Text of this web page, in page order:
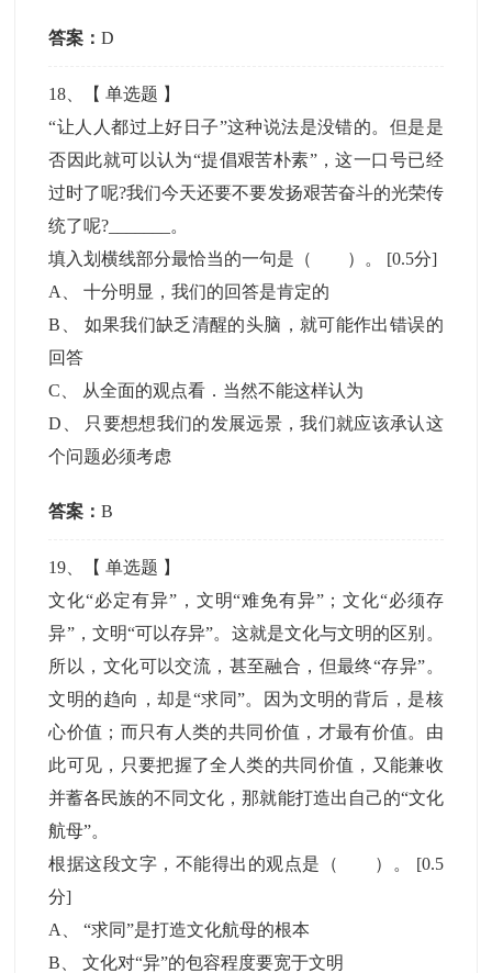
答案：D
18 、【单选题 】
“让人人都过上好日子”这种说法是没错的。但是是
否因此就可以认为“提倡艰苦朴素”，这一口号已经
过时了呢?我们今天还要不要发扬艰苦奋斗的光荣传
统了呢?_______。
填入划横线部分最恰当的一句是（ ）。 [0.5分]
A
、十分明显，我们的回答是肯定的
B
如果我们缺乏清醒的头脑，就可能作出错误的
回答
C
从全面的观点看．当然不能这样认为
D
只要想想我们的发展远景，我们就应该承认这
个问题必须考虑
答案：B
19 、【单选题 】
文化“必定有异”，文明“难免有异”；文化“必须存
异”，文明“可以存异”。这就是文化与文明的区别。
所以，文化可以交流，甚至融合，但最终“存异”。
文明的趋向，却是“求同”。因为文明的背后，是核
心价值；而只有人类的共同价值，才最有价值。由
此可见，只要把握了全人类的共同价值，又能兼收
并蓄各民族的不同文化，那就能打造出自己的“文化
航母”。
根据这段文字，不能得出的观点是（ ）。 [0.5
分]
A
、“求同”是打造文化航母的根本
B 、文化对“异”的包容程度要宽于文明